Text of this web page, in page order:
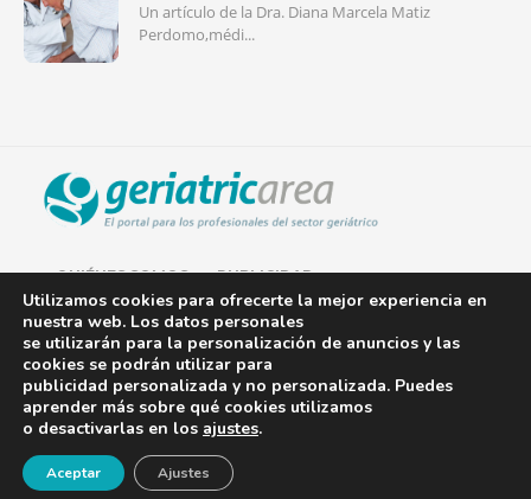
Un artículo de la Dra. Diana Marcela Matiz
Perdomo,médi...
QUIÉNES SOMOS PUBLICIDAD
AVISO LEGAL
POLÍTICA DE COOKIES
POLÍTICA DE PRIVACIDAD
CONTACTO¡Newsletter!
Utilizamos cookies para ofrecerte la mejor experiencia en
nuestra web. Los datos personales
se utilizarán para la personalización de anuncios y las
cookies se podrán utilizar para
publicidad personalizada y no personalizada. Puedes
aprender más sobre qué cookies utilizamos
o desactivarlas en los ajustes.
Aceptar Ajustes